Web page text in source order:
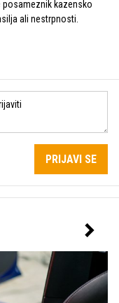
posameznik kazensko
ali nestrpnosti.
PRIJAVI SE